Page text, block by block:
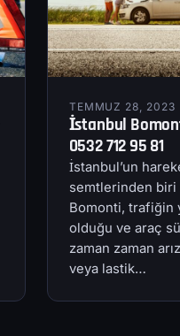
TEMMUZ 28, 2023
İstanbul
0532 712 95 81
İstanbul’un
semtlerinden biri
Bomonti, trafiğin
olduğu ve araç
zaman zaman
veya lastik…